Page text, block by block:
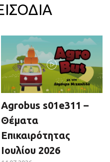
Agrobus s01e311 –
Θέματα
Επικαιρότητας
Ιουλίου 2026